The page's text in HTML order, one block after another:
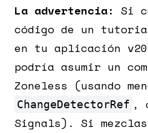
La advertencia: Si
código de un
en tu aplicación
podría asumir un
Zoneless (usando
ChangeDetectorRef ,
Signals). Si